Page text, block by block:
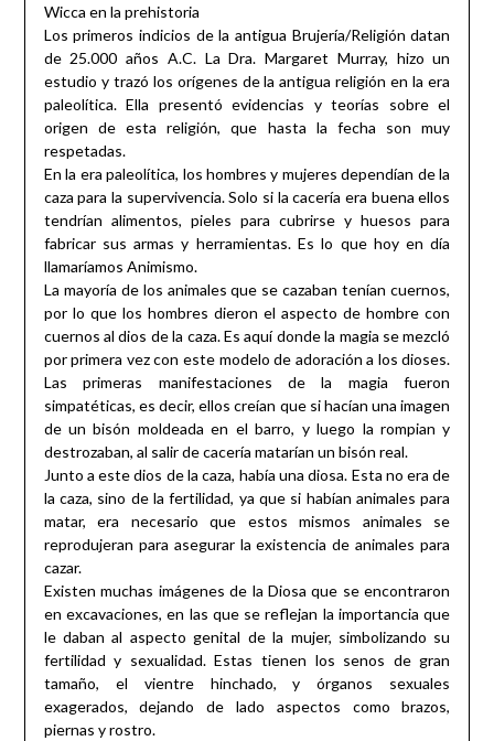
Wicca en la prehistoria
Los primeros indicios de la antigua Brujería/Religión datan
de 25.000 años A.C. La Dra. Margaret Murray, hizo un
estudio y trazó los orígenes de la antigua religión en la era
paleolítica. Ella presentó evidencias y teorías sobre el
origen de esta religión, que hasta la fecha son muy
respetadas.
En la era paleolítica, los hombres y mujeres dependían de la
caza para la supervivencia. Solo si la cacería era buena ellos
tendrían alimentos, pieles para cubrirse y huesos para
fabricar sus armas y herramientas. Es lo que hoy en día
llamaríamos Animismo.
La mayoría de los animales que se cazaban tenían cuernos,
por lo que los hombres dieron el aspecto de hombre con
cuernos al dios de la caza. Es aquí donde la magia se mezcló
por primera vez con este modelo de adoración a los dioses.
Las primeras manifestaciones de la magia fueron
simpatéticas, es decir, ellos creían que si hacían una imagen
de un bisón moldeada en el barro, y luego la rompian y
destrozaban, al salir de cacería matarían un bisón real.
Junto a este dios de la caza, había una diosa. Esta no era de
la caza, sino de la fertilidad, ya que si habían animales para
matar, era necesario que estos mismos animales se
reprodujeran para asegurar la existencia de animales para
cazar.
Existen muchas imágenes de la Diosa que se encontraron
en excavaciones, en las que se reflejan la importancia que
le daban al aspecto genital de la mujer, simbolizando su
fertilidad y sexualidad. Estas tienen los senos de gran
tamaño, el vientre hinchado, y órganos sexuales
exagerados, dejando de lado aspectos como brazos,
piernas y rostro.